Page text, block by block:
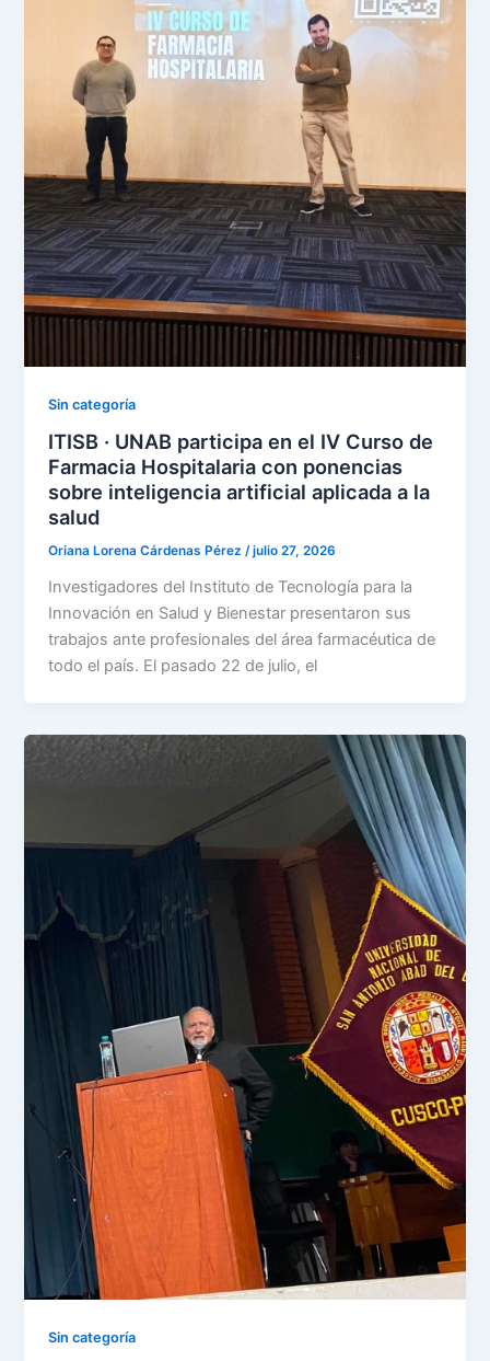
Sin categoría
ITISB · UNAB participa en el IV Curso de
Farmacia Hospitalaria con ponencias
sobre inteligencia artificial aplicada a la
salud
Oriana Lorena Cárdenas Pérez/julio 27, 2026
Investigadores del Instituto de Tecnología para la
Innovación en Salud y Bienestar presentaron sus
trabajos ante profesionales del área farmacéutica de
todo el país. El pasado 22 de julio, el
Sin categoría